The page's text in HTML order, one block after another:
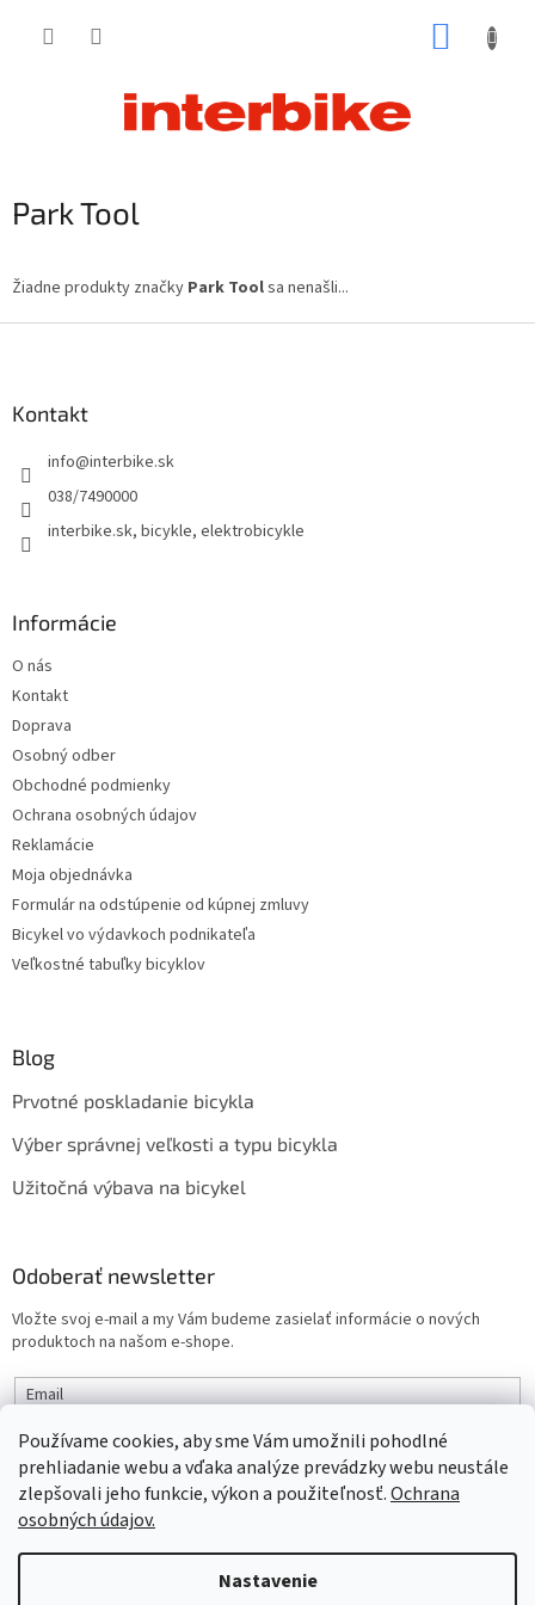
Používame cookies, aby sme Vám umožnili pohodlné
prehliadanie webu a vďaka analýze prevádzky webu neustále
zlepšovali jeho funkcie, výkon a použiteľnosť.Ochrana
osobných údajov.
Nastavenie
Park Tool
Žiadne produkty značky Park Toolsa nenašli...
Kontakt
info@interbike.sk
038/7490000
interbike.sk, bicykle, elektrobicykle
Informácie
O nás
Kontakt
Doprava
Osobný odber
Obchodné podmienky
Ochrana osobných údajov
Reklamácie
Moja objednávka
Formulár na odstúpenie od kúpnej zmluvy
Bicykel vo výdavkoch podnikateľa
Veľkostné tabuľky bicyklov
Blog
Prvotné poskladanie bicykla
Výber správnej veľkosti a typu bicykla
Užitočná výbava na bicykel
Odoberať newsletter
Vložte svoj e-mail a my Vám budeme zasielať informácie o nových
produktoch na našom e-shope.
Email
PRIHLÁSIŤ SA